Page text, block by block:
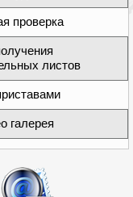
проверка
листов
галерея